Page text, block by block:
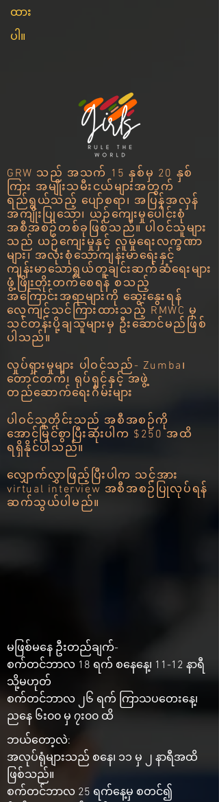
ထား
ပါ။
GRW သည် အသက် 15 နှစ်မှ 20 နှစ်
ကြား အမျိုးသမီးငယ်များအတွက်
ရည်ရွယ်သည့် ပျော်စရာ၊ အပြန်အလှန်
အကျိုးပြုသော၊ ယဉ်ကျေးမှုပေါင်းစုံ
အစီအစဉ်တစ်ခုဖြစ်သည်။ ပါဝင်သူများ
သည် ယဉ်ကျေးမှုနှင့် လူမှုရေးလက္ခဏာ
များ၊ အလုံးစုံသောကျန်းမာရေးနှင့်
ကျန်းမာသောရွယ်တူချင်းဆက်ဆံရေးများ
ဖွံ့ဖြိုးတိုးတက်စေရန် စသည့်
အကြောင်းအရာများကို ဆွေးနွေးရန်
လေ့ကျင့်သင်ကြားထားသည့် RMWC မှ
သင်တန်းပို့ချသူများမှ ဦးဆောင်မည်ဖြစ်
ပါသည်။
လှုပ်ရှားမှုများ ပါဝင်သည်- Zumba၊
တောင်တက်၊ ရုပ်ရှင်နှင့် အဖွဲ့
တည်ဆောက်ရေးဂိမ်းများ
ပါဝင်သူတိုင်းသည် အစီအစဉ်ကို
အောင်မြင်စွာပြီးဆုံးပါက $250 အထိ
ရရှိနိုင်ပါသည်။
လျှောက်လွှာဖြည့်ပြီးပါက သင့်အား
virtual interview အစီအစဉ်ပြုလုပ်ရန်
ဆက်သွယ်ပါမည်။
မဖြစ်မနေ ဦးတည်ချက်-
စက်တင်ဘာလ 18 ရက် စနေနေ့၊ 11-12 နာရီ
သို့မဟုတ်
စက်တင်ဘာလ ၂၆ ရက် ကြာသပတေးနေ့၊
ညနေ ၆း၀၀ မှ ၇း၀၀ ထိ
ဘယ်တော့လဲ:
အလုပ်ရုံများသည် စနေ၊ ၁၁ မှ ၂ နာရီအထိ
ဖြစ်သည်။
စက်တင်ဘာလ 25 ရက်နေ့မှ စတင်၍